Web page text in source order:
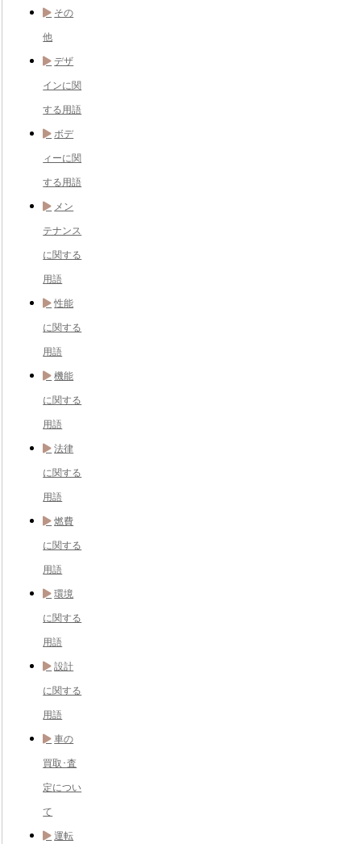
その
他
デザ
インに関
する用語
ボデ
ィーに関
する用語
メン
テナンス
に関する
用語
性能
に関する
用語
機能
に関する
用語
法律
に関する
用語
燃費
に関する
用語
環境
に関する
用語
設計
に関する
用語
車の
買取･査
定につい
て
運転